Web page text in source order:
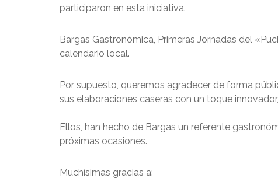
participaron en esta iniciativa.
Bargas Gastronómica, Primeras Jornadas del
calendario local.
Por supuesto, queremos agradecer de forma
sus elaboraciones caseras con un toque
Ellos, han hecho de Bargas un referente
próximas ocasiones.
Muchísimas gracias a: